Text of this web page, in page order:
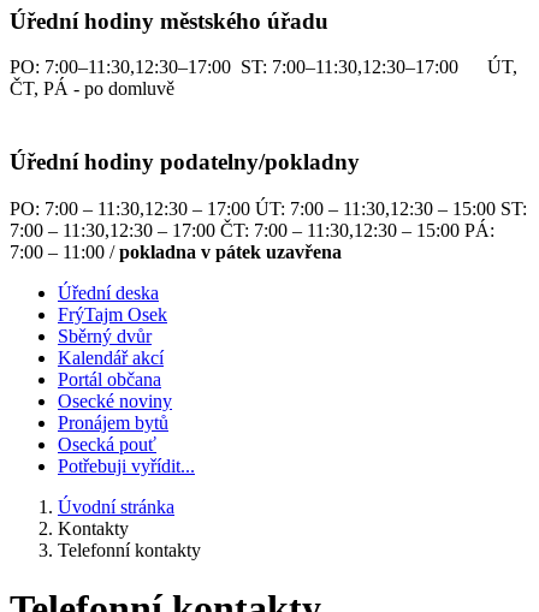
Úřední hodiny městského úřadu
PO: 7:00–11:30,12:30–17:00 ST: 7:00–11:30,12:30–17:00 ÚT,
ČT, PÁ - po domluvě
Úřední hodiny podatelny/pokladny
PO: 7:00 – 11:30,12:30 – 17:00 ÚT: 7:00 – 11:30,12:30 – 15:00 ST:
7:00 – 11:30,12:30 – 17:00 ČT: 7:00 – 11:30,12:30 – 15:00 PÁ:
7:00 – 11:00 /pokladna v pátek uzavřena
Úřední deska
FrýTajm Osek
Sběrný dvůr
Kalendář akcí
Portál občana
Osecké noviny
Pronájem bytů
Osecká pouť
Potřebuji vyřídit...
Úvodní stránka
Kontakty
Telefonní kontakty